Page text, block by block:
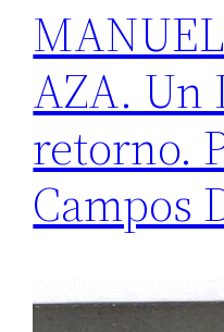
AZA. Un
retorno.
Campos